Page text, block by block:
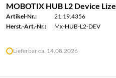
MOBOTIX HUB L2 Device
Artikel-Nr.:
21.19.4356
Herst.-Art.-Nr.:
Mx-HUB-L2-DEV
Lieferbar ca. 14.08.2026